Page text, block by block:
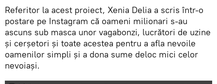
Referitor la acest proiect, Xenia Delia a scris într-o
postare pe Instagram că oameni milionari s-au
ascuns sub masca unor vagabonzi, lucrători de uzine
și cerșetori și toate acestea pentru a afla nevoile
oamenilor simpli și a dona sume deloc mici celor
nevoiași.